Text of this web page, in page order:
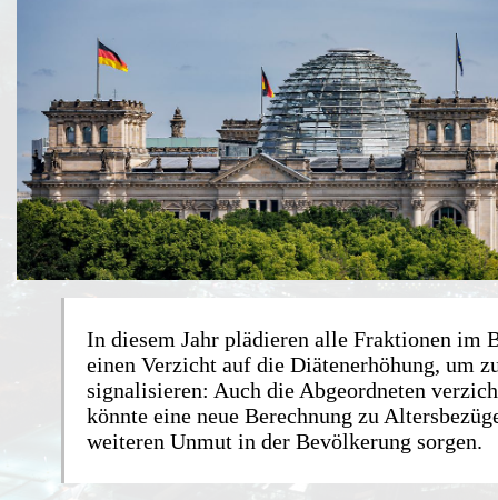
In diesem Jahr plädieren alle Fraktionen im
einen Verzicht auf die Diätenerhöhung, um
signalisieren: Auch die Abgeordneten
könnte eine neue Berechnung zu
weiteren Unmut in der Bevölkerung sorgen.